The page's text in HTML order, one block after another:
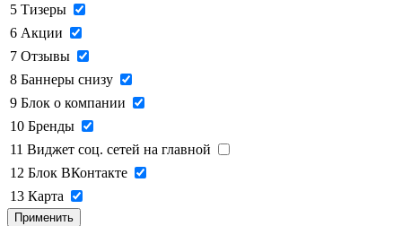
5 Тизеры
6 Акции
7 Отзывы
8 Баннеры снизу
9 Блок о компании
10 Бренды
11 Виджет соц. сетей на главной
12 Блок ВКонтакте
13 Карта
Применить